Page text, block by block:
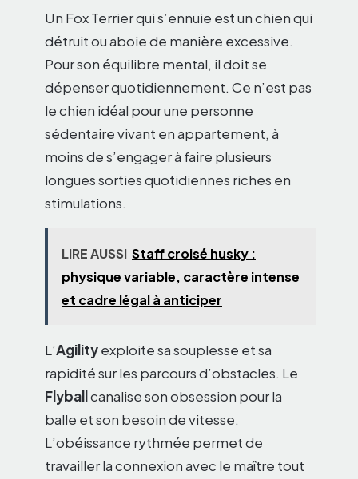
Un Fox Terrier qui s’ennuie est un chien qui
détruit ou aboie de manière excessive.
Pour son équilibre mental, il doit se
dépenser quotidiennement. Ce n’est pas
le chien idéal pour une personne
sédentaire vivant en appartement, à
moins de s’engager à faire plusieurs
longues sorties quotidiennes riches en
stimulations.
LIRE AUSSI Staff croisé husky :
physique variable, caractère intense
et cadre légal à anticiper
L’Agilityexploite sa souplesse et sa
rapidité sur les parcours d’obstacles. Le
Flyballcanalise son obsession pour la
balle et son besoin de vitesse.
L’obéissance rythmée permet de
travailler la connexion avec le maître tout